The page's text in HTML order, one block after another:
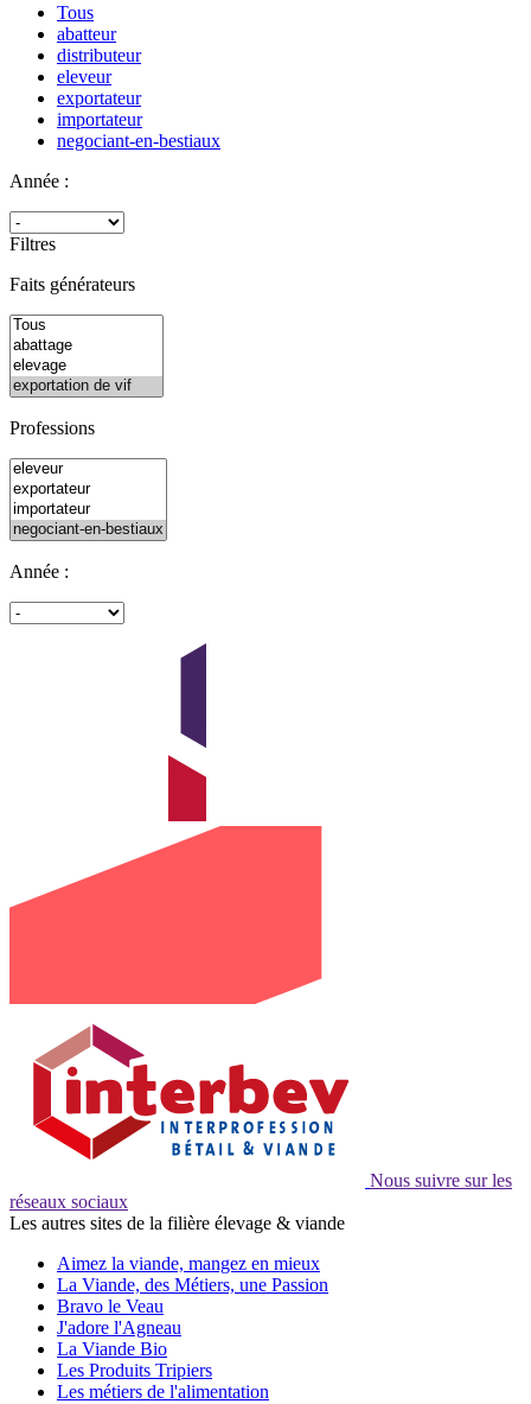
Tous
abatteur
distributeur
eleveur
exportateur
importateur
negociant-en-bestiaux
Année :
Filtres
Faits générateurs
Professions
Année :
Nous suivre sur les
réseaux sociaux
Les autres sites de la filière élevage & viande
Aimez la viande, mangez en mieux
La Viande, des Métiers, une Passion
Bravo le Veau
J'adore l'Agneau
La Viande Bio
Les Produits Tripiers
Les métiers de l'alimentation